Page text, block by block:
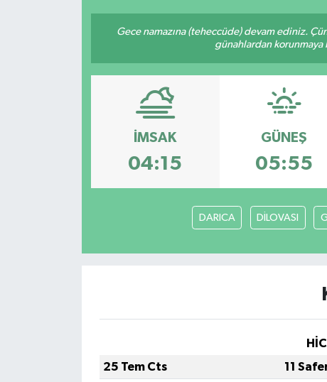
Gece namazına (teheccüde) devam ediniz.
günahlardan korunmaya
İMSAK
04:15
GÜNEŞ
05:55
DARICA DİLOVASI
25 Tem Cts
11